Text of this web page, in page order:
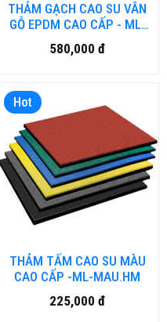
THẢM GẠCH CAO SU VÂN
GỖ EPDM CAO CẤP - ML-
EPDM.HM
580,000 đ
Hot
THẢM TẤM CAO SU MÀU
CAO CẤP -ML-MAU.HM
225,000 đ